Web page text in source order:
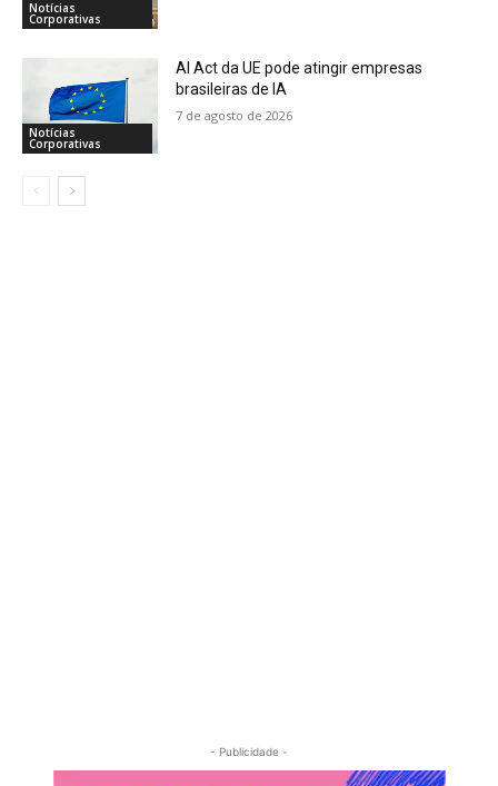
Notícias
Corporativas
Notícias
Corporativas
AI Act da UE pode atingir empresas
brasileiras de IA
7 de agosto de 2026
- Publicidade -